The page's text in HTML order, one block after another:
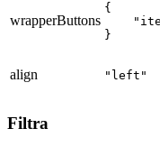
wrapperButtons
{
}
align "left"
Filtra